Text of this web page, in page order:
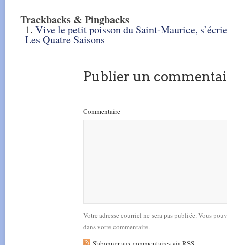
Trackbacks & Pingbacks
Vive le petit poisson du Saint-Maurice,
Les Quatre Saisons
Publier un
Commentaire
Votre adresse courriel ne sera pas publiée. Vous
dans votre commentaire.